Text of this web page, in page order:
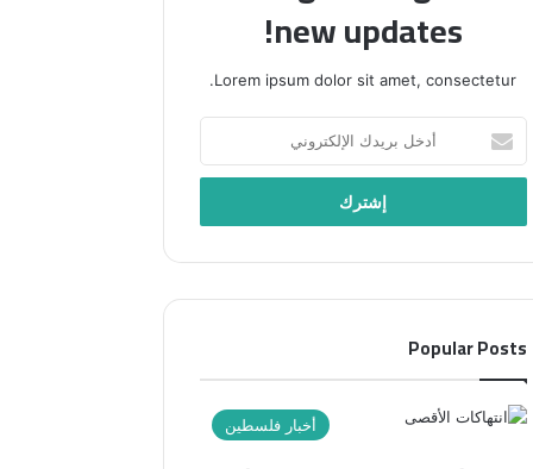
new updates!
Lorem ipsum dolor sit amet, consectetur.
بريدك
الإلكتروني
Popular Posts
أخبار فلسطين